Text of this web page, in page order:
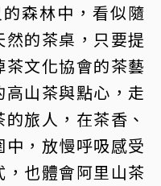
森林中，看似隨
的茶桌，只要提
文化協會的茶藝
山茶與點心，走
旅人，在茶香、
，放慢呼吸感受
也體會阿里山茶